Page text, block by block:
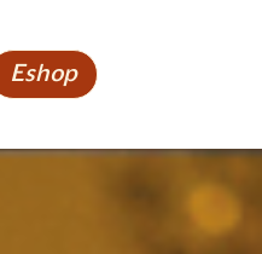
Eshop